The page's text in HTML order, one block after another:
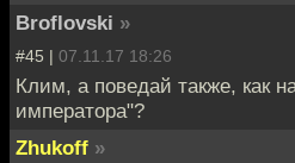
Broflovski »
#45 | 07.11.17 18:26
Клим, а поведай также, как
императора"?
Zhukoff »